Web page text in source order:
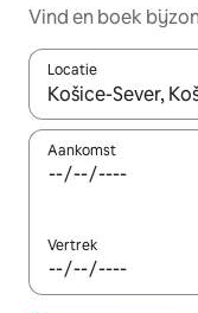
Vind en boek
Locatie
Wanneer er
Aankomst
Vertrek